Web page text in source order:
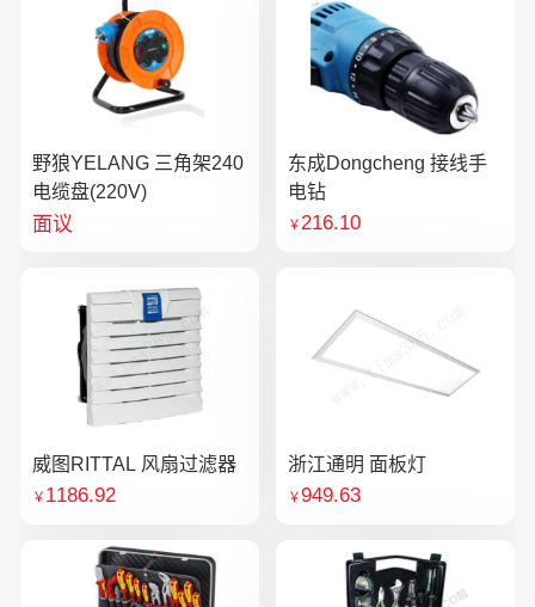
野狼YELANG 三角架240
电缆盘(220V)
面议
东成Dongcheng 接线手
电钻
￥216.10
威图RITTAL 风扇过滤器
￥ 1186.92
浙江通明 面板灯
￥949.63